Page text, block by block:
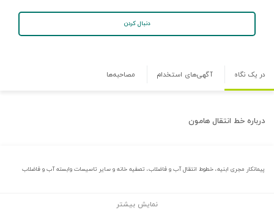
دنبال کردن
در یک نگاه آگهی‌های استخدام مصاحبه‌ها
درباره خط انتقال هامون
پیمانکار مجری ابنیه، خطوط انتقال آب و فاضلاب، تصفیه خانه و سایر تاسیسات وابسته آب و فاضلاب
نمایش بیشتر